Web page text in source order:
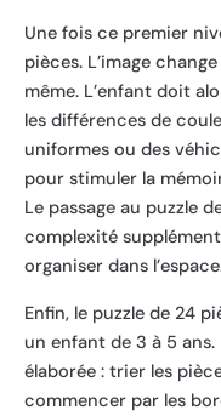
Une fois ce premier
pièces. L’image
même. L’enfant doit
les différences de
uniformes ou des
pour stimuler la
Le passage au puzzle
complexité
organiser dans
Enfin, le puzzle de 24
un enfant de 3 à 5
élaborée : trier les
commencer par les